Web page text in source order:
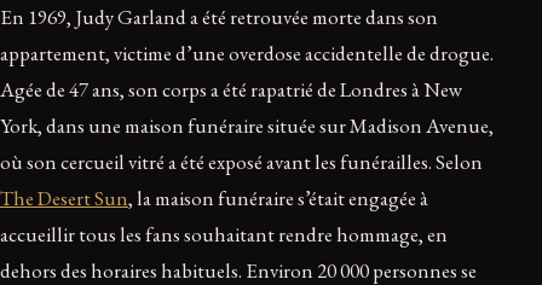
En 1969, Judy Garland a été retrouvée morte dans son
appartement, victime d’une overdose accidentelle de drogue.
Agée de 47 ans, son corps a été rapatrié de Londres à New
York, dans une maison funéraire située sur Madison Avenue,
où son cercueil vitré a été exposé avant les funérailles. Selon
The Desert Sun, la maison funéraire s’était engagée à
accueillir tous les fans souhaitant rendre hommage, en
dehors des horaires habituels. Environ 20 000 personnes se